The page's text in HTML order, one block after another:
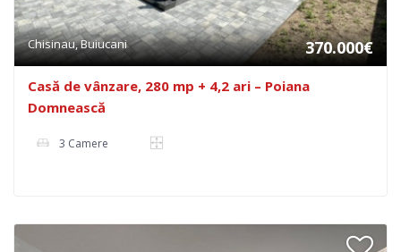
Chisinau, Buiucani 370.000€
Casă de vânzare, 280 mp + 4,2 ari – Poiana
Domnească
3 Camere